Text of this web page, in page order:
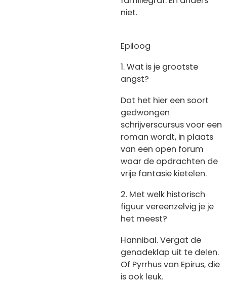
niet.
Epiloog
1. Wat is je grootste
angst?
Dat het hier een soort
gedwongen
schrijverscursus voor een
roman wordt, in plaats
van een open forum
waar de opdrachten de
vrije fantasie kietelen.
2. Met welk historisch
figuur vereenzelvig je je
het meest?
Hannibal. Vergat de
genadeklap uit te delen.
Of Pyrrhus van Epirus, die
is ook leuk.